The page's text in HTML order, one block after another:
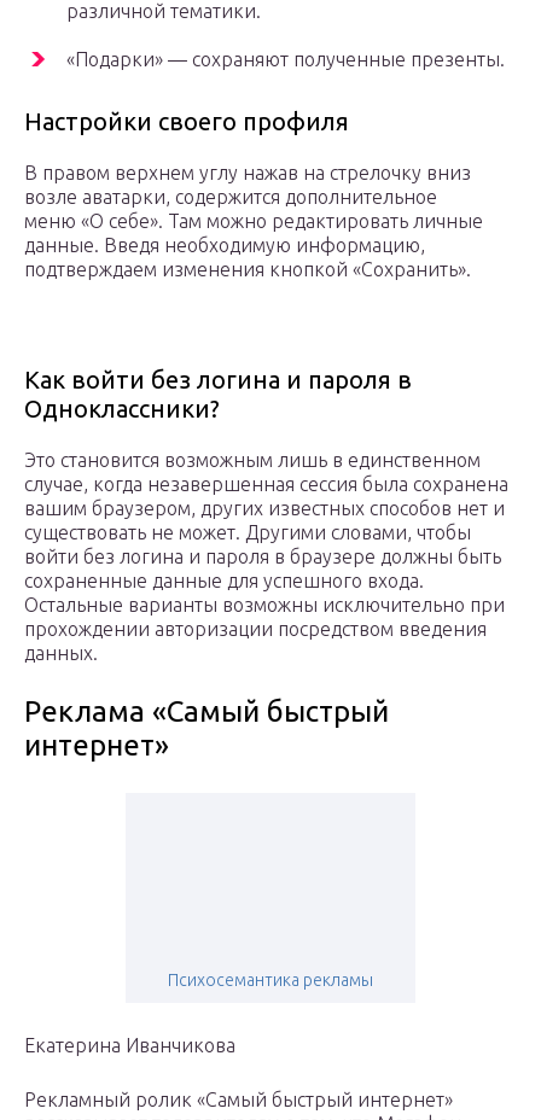
различной тематики.
«Подарки» — сохраняют полученные презенты.
Настройки своего профиля
В правом верхнем углу нажав на стрелочку вниз
возле аватарки, содержится дополнительное
меню «О себе». Там можно редактировать личные
данные. Введя необходимую информацию,
подтверждаем изменения кнопкой «Сохранить».
Как войти без логина и пароля в
Одноклассники?
Это становится возможным лишь в единственном
случае, когда незавершенная сессия была сохранена
вашим браузером, других известных способов нет и
существовать не может. Другими словами, чтобы
войти без логина и пароля в браузере должны быть
сохраненные данные для успешного входа.
Остальные варианты возможны исключительно при
прохождении авторизации посредством введения
данных.
Реклама «Самый быстрый
интернет»
Психосемантика рекламы
Екатерина Иванчикова
Рекламный ролик «Самый быстрый интернет»